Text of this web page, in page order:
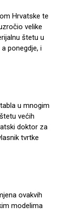
Hrvatske te
velike
štetu u
ponegdje, i
u mnogim
većih
doktor za
tvrtke
ovakvih
modelima